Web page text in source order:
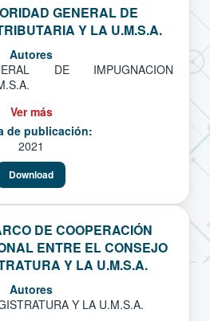
GENERAL DE
Y LA U.M.S.A.
Autores
DE IMPUGNACION
Ver más
de publicación:
2021
Download
DE COOPERACIÓN
ENTRE EL CONSEJO
Y LA U.M.S.A.
Autores
Y LA U.M.S.A.